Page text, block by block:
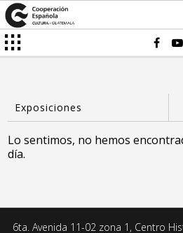
Lo sentimos, no hemos
día.
6ta. Avenida 11-02 zona 1, Centro